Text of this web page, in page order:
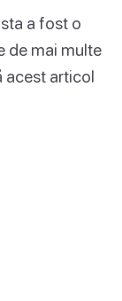
a fost o
de mai multe
acest articol